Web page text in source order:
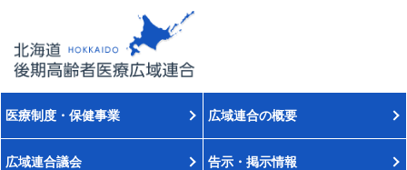
医療制度・保健事業 広域連合の概要
広域連合議会 告示・掲示情報